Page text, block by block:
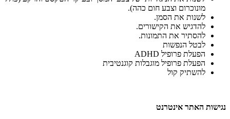
מונוכרום וצבע חום כהה).
לשנות את הסמן.
להדגיש את הקישורים.
להסתיר את התמונות.
לבטל הנפשות
הפעלת פרופיל ADHD
הפעלת פרופיל מוגבלות קוגנטיבית
להשתיק קול
נגישות האתר אינטרנט